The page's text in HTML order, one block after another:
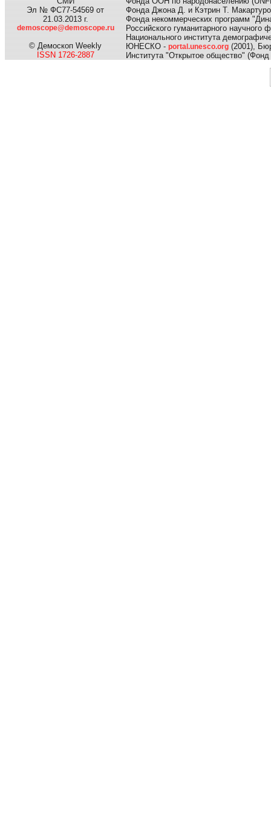
Эл № ФС77-54569 от
21.03.2013 г.
demoscope@demoscope.ru
© Демоскоп Weekly
ISSN 1726-2887
Фонда Джона Д. и Кэтрин Т.
Фонда некоммерческих программ
Российского гуманитарного научного
Национального института
ЮНЕСКО -portal.unesco.org(2001),
Института "Открытое общество"